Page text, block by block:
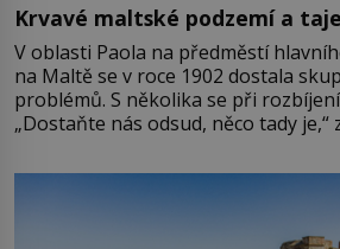
Krvavé maltské podzemí a
V oblasti Paola na předměstí
na Maltě se v roce 1902 dostala
problémů. S několika se při
„Dostaňte nás odsud, něco tady je,“